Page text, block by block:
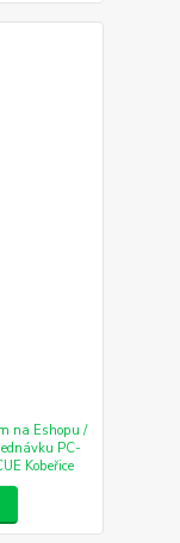
na Eshopu /
PC-
Kobeřice